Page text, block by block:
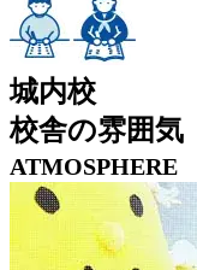
城内校
校舎の雰囲気
ATMOSPHERE